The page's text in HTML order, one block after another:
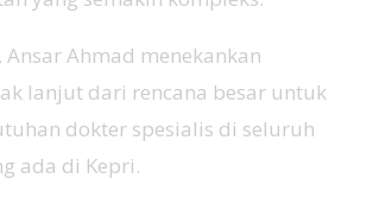
Ahmad menekankan
lanjut dari rencana besar untuk
dokter spesialis di seluruh
ada di Kepri.